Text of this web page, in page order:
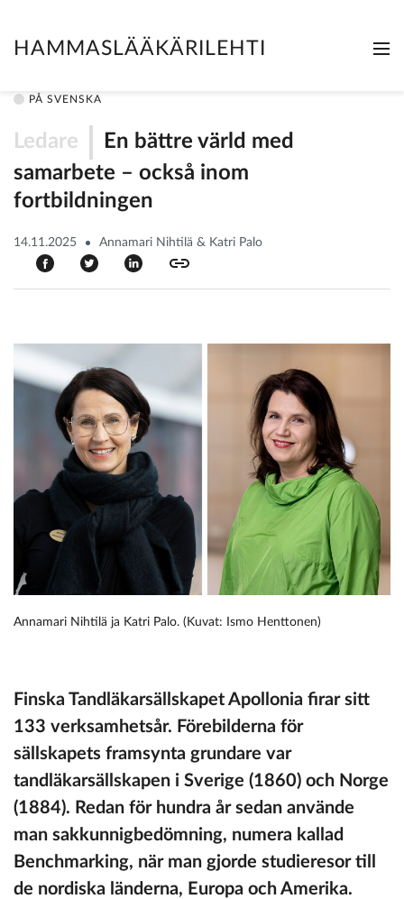
HAMMASLÄÄKÄRILEHTI
PÅ SVENSKA
Ledare
En bättre värld med
samarbete – också inom
fortbildningen
14.11.2025 Annamari Nihtilä & Katri Palo
Annamari Nihtilä ja Katri Palo. (Kuvat: Ismo Henttonen)
Finska Tandläkarsällskapet Apollonia firar sitt
133 verksamhetsår. Förebilderna för
sällskapets framsynta grundare var
tandläkarsällskapen i Sverige (1860) och Norge
(1884). Redan för hundra år sedan använde
man sakkunnigbedömning, numera kallad
Benchmarking, när man gjorde studieresor till
de nordiska länderna, Europa och Amerika.